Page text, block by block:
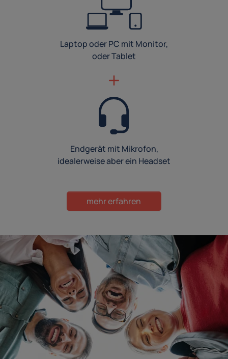
Laptop oder PC mit Monitor,
oder Tablet
Endgerät mit Mikrofon,
idealerweise aber ein Headset
mehr erfahren